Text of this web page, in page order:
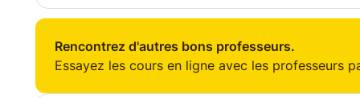
mettant l'ambiance ! Contactez nous pour plus d'informations :) Ludivine
Rencontrez d'autres bons professeurs.
Essayez les cours en ligne avec les professeurs